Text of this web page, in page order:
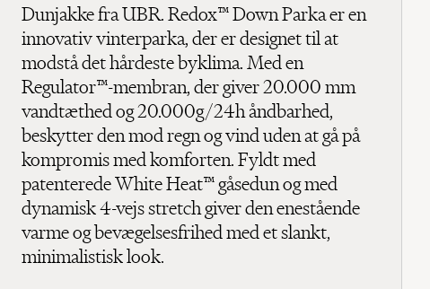
Dunjakke fra UBR. Redox™ Down Parka er en
innovativ vinterparka, der er designet til at
modstå det hårdeste byklima. Med en
Regulator™-membran, der giver 20.000 mm
vandtæthed og 20.000g/24h åndbarhed,
beskytter den mod regn og vind uden at gå på
kompromis med komforten. Fyldt med
patenterede White Heat™ gåsedun og med
dynamisk 4-vejs stretch giver den enestående
varme og bevægelsesfrihed med et slankt,
minimalistisk look.